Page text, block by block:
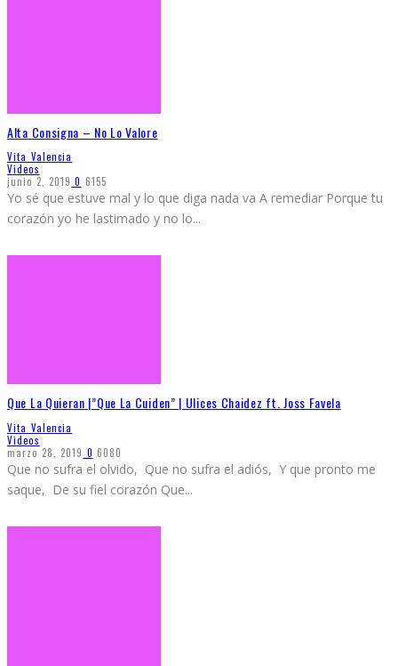
Alta Consigna – No Lo Valore
Vita Valencia
Videos
junio 2, 2019 0 6155
Yo sé que estuve mal y lo que diga nada va A remediar Porque tu
corazón yo he lastimado y no lo...
Que La Quieran |”Que La Cuiden” | Ulices Chaidez ft. Joss Favela
Vita Valencia
Videos
marzo 28, 2019 0 6080
Que no sufra el olvido, Que no sufra el adiós, Y que pronto me
saque, De su fiel corazón Que...